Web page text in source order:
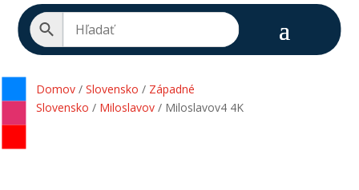
Domov/ Slovensko / Západné
Slovensko / Miloslavov/ Miloslavov4 4K